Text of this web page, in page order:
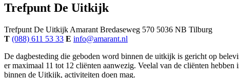
Trefpunt De Uitkijk
Trefpunt De Uitkijk Amarant Bredaseweg 570 5036 NB Tilburg
T (088) 611 53 33 E info@amarant.nl
De dagbesteding die geboden word binnen de uitkijk is gericht op
er maximaal 11 tot 12 cliënten aanwezig. Veelal van de cliënten
binnen de Uitkijk, activiteiten doen mag.